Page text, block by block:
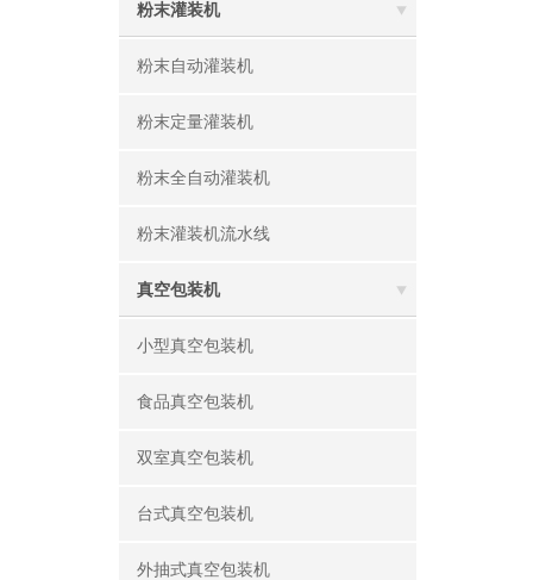
粉末灌装机
粉末自动灌装机
粉末定量灌装机
粉末全自动灌装机
粉末灌装机流水线
真空包装机
小型真空包装机
食品真空包装机
双室真空包装机
台式真空包装机
外抽式真空包装机